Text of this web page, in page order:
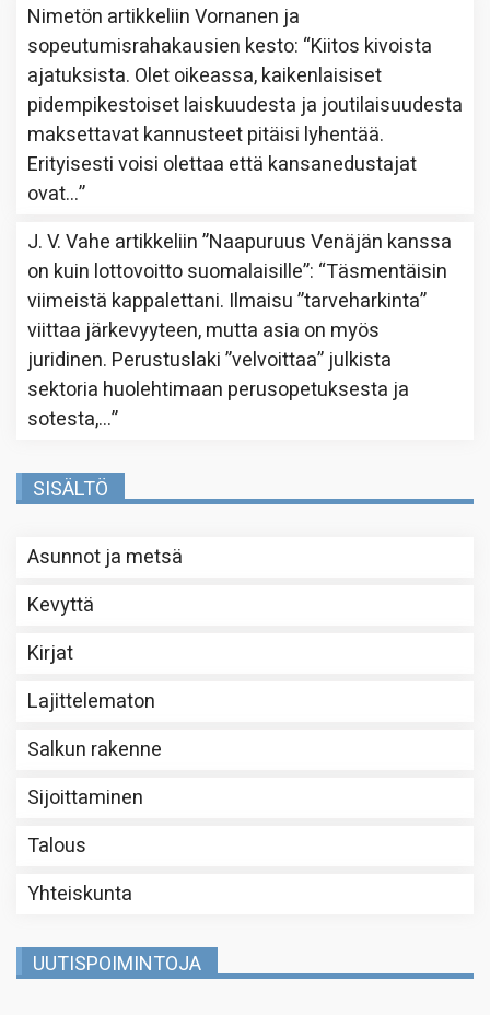
Nimetön artikkeliinVornanen ja
sopeutumisrahakausien kesto: “Kiitos kivoista
ajatuksista. Olet oikeassa, kaikenlaisiset
pidempikestoiset laiskuudesta ja joutilaisuudesta
maksettavat kannusteet pitäisi lyhentää.
Erityisesti voisi olettaa että kansanedustajat
ovat…”
J. V. Vahe artikkeliin”Naapuruus Venäjän kanssa
on kuin lottovoitto suomalaisille”: “Täsmentäisin
viimeistä kappalettani. Ilmaisu ”tarveharkinta”
viittaa järkevyyteen, mutta asia on myös
juridinen. Perustuslaki ”velvoittaa” julkista
sektoria huolehtimaan perusopetuksesta ja
sotesta,…”
SISÄLTÖ
Asunnot ja metsä
Kevyttä
Kirjat
Lajittelematon
Salkun rakenne
Sijoittaminen
Talous
Yhteiskunta
UUTISPOIMINTOJA